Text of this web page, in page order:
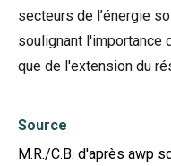
secteurs de l’énergie
soulignant l'importance
que de l'extension du
Source
M.R./C.B. d'après awp